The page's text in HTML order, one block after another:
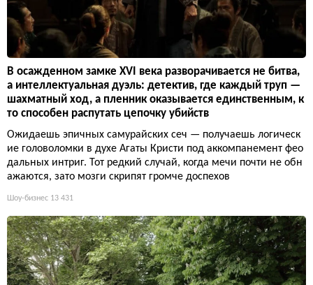
В осажденном замке XVI века разворачивается не битва,
а интеллектуальная дуэль: детектив, где каждый труп —
шахматный ход, а пленник оказывается единственным, к
то способен распутать цепочку убийств
Ожидаешь эпичных самурайских сеч — получаешь логическ
ие головоломки в духе Агаты Кристи под аккомпанемент фео
дальных интриг. Тот редкий случай, когда мечи почти не обн
ажаются, зато мозги скрипят громче доспехов
Шоу-бизнес 13 431